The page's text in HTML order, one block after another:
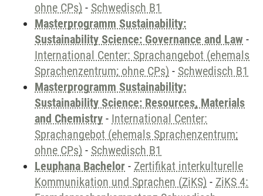
ohne CPs) - Schwedisch B1
Masterprogramm Sustainability:
Sustainability Science: Governance and Law -
International Center: Sprachangebot (ehemals
Sprachenzentrum; ohne CPs) - Schwedisch B1
Masterprogramm Sustainability:
Sustainability Science: Resources, Materials
and Chemistry - International Center:
Sprachangebot (ehemals Sprachenzentrum;
ohne CPs) - Schwedisch B1
Leuphana Bachelor - Zertifikat interkulturelle
Kommunikation und Sprachen (ZiKS) - ZiKS 4: